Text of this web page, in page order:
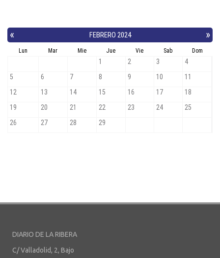
DIARIO DE LA RIBERA
C/ Valladolid, 2, Bajo